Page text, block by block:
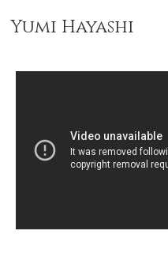
Yumi Hayashi